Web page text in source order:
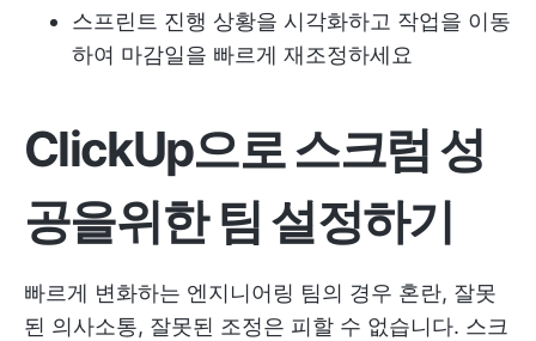
스프린트 진행 상황을 시각화하고 작업을 이동
하여 마감일을 빠르게 재조정하세요
ClickUp으로 스크럼 성
공을위한 팀 설정하기
빠르게 변화하는 엔지니어링 팀의 경우 혼란, 잘못
된 의사소통, 잘못된 조정은 피할 수 없습니다. 스크